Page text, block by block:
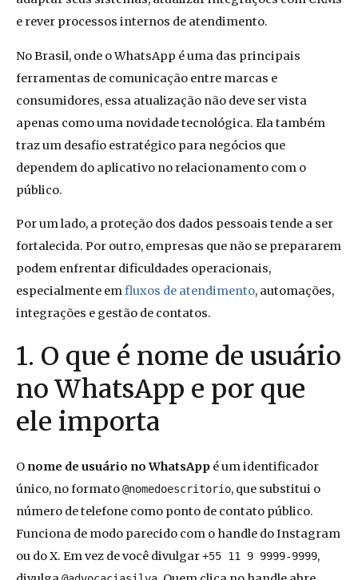
e rever processos internos de atendimento.
No Brasil, onde o WhatsApp é uma das principais
ferramentas de comunicação entre marcas e
consumidores, essa atualização não deve ser vista
apenas como uma novidade tecnológica. Ela também
traz um desafio estratégico para negócios que
dependem do aplicativo no relacionamento com o
público.
Por um lado, a proteção dos dados pessoais tende a ser
fortalecida. Por outro, empresas que não se prepararem
podem enfrentar dificuldades operacionais,
especialmente emfluxos de atendimento, automações,
integrações e gestão de contatos.
1. O que é nome de usuário
no WhatsApp e por que
ele importa
O nome de usuário no WhatsApp é um identificador
único, no formato@nomedoescritorio, que substitui o
número de telefone como ponto de contato público.
Funciona de modo parecido com o handle do Instagram
ou do X. Em vez de você divulgar+55 11 9 9999-9999,